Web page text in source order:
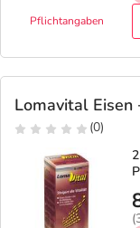
Pflichtangaben
Lomavital Eisen
(0)